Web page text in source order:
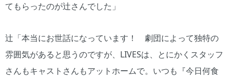
てもらったのが辻さんでした」
辻「本当にお世話になっています！ 劇団によって独特の
雰囲気があると思うのですが、LIVESは、とにかくスタッフ
さんもキャストさんもアットホームで。いつも『今日何食